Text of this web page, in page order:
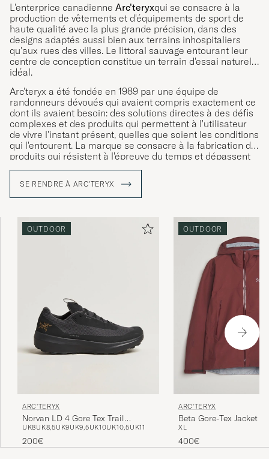
L'enterprice canadienne Arc'teryxqui se consacre à la
production de vêtements et d'équipements de sport de
haute qualité avec la plus grande précision, dans des
designs adaptés aussi bien aux terrains inhospitaliers
qu'aux rues des villes. Le littoral sauvage entourant leur
centre de conception constitue un terrain d'essai naturel
idéal.
Arc'teryx a été fondée en 1989 par une équipe de
randonneurs dévoués qui avaient compris exactement ce
dont ils avaient besoin: des solutions directes à des défis
complexes et des produits qui permettent à l'utilisateur
de vivre l'instant présent, quelles que soient les conditions
qui l'entourent. La marque se consacre à la fabrication de
produits qui résistent à l'épreuve du temps et dépassent
les attentes, tous conçus avec l'utilisateur à l'esprit.
SE RENDRE À ARC'TERYX
OUTDOOR
ARC'TERYX
Norvan LD 4 Gore Tex Trail
Running Sneaker Black
UK8UK8,5UK9UK9,5UK10UK10,5UK11
200€
OUTDOOR
ARC'TERYX
Beta Gore-Tex Jacket
XL
400€